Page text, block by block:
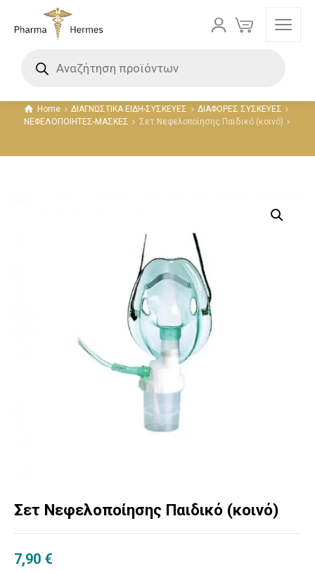
Home ΔΙΑΓΝΩΣΤΙΚΑ ΕΙΔΗ-ΣΥΣΚΕΥΕΣ
ΔΙΑΦΟΡΕΣ ΣΥΣΚΕΥΕΣ
ΝΕΦΕΛΟΠΟΙΗΤΕΣ-ΜΑΣΚΕΣ
Σετ Νεφελοποίησης Παιδικό (κοινό)
Σετ Νεφελοποίησης Παιδικό (κοινό)
7,90 €